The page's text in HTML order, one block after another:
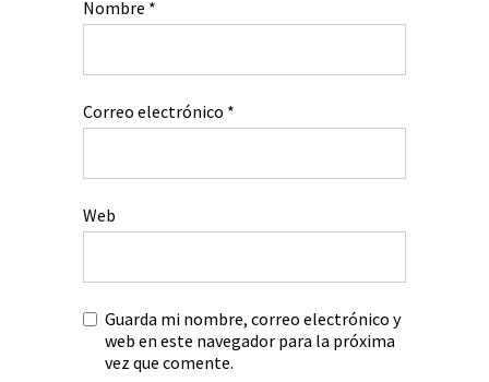
Nombre *
Correo electrónico *
Web
Guarda mi nombre, correo electrónico y
web en este navegador para la próxima
vez que comente.